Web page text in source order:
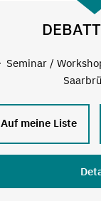
Seminar /
Auf meine Liste